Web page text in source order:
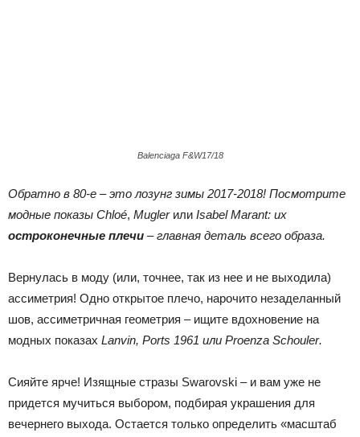
Balenciaga F&W17/18
Обратно в 80-е – это лозунг зимы 2017-2018! Посмотрите
модные показы Chloé, Mugler или Isabel Marant: их
остроконечные плечи – главная деталь всего образа.
Вернулась в моду (или, точнее, так из нее и не выходила)
ассиметрия! Одно открытое плечо, нарочито незаделанный
шов, ассиметричная геометрия – ищите вдохновение на
модных показах Lanvin, Ports 1961 или Proenza Schouler.
Сияйте ярче! Изящные стразы Swarovski – и вам уже не
придется мучиться выбором, подбирая украшения для
вечернего выхода. Остается только определить «масштаб